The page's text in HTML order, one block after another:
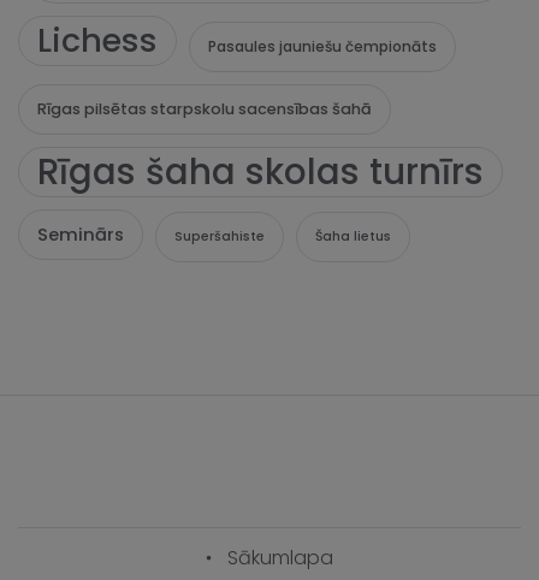
Lichess Pasaules jauniešu čempionāts
Rīgas pilsētas starpskolu sacensības šahā
Rīgas šaha skolas turnīrs
Seminārs Superšahiste Šaha lietus
Sākumlapa